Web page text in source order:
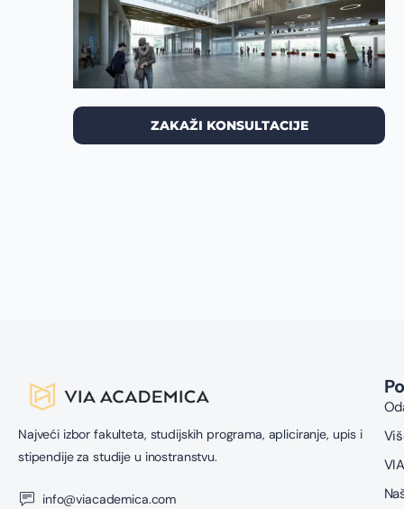
ZAKAŽI KONSULTACIJE
Najveći izbor fakulteta, studijskih programa, apliciranje, upis i
stipendije za studije u inostranstvu.
info@viacademica.com